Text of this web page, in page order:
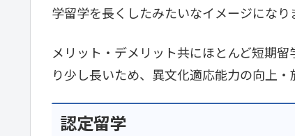
学留学を長くしたみたいなイメージになり
メリット・デメリット共にほとんど短期
り少し長いため、異文化適応能力の向上・
認定留学